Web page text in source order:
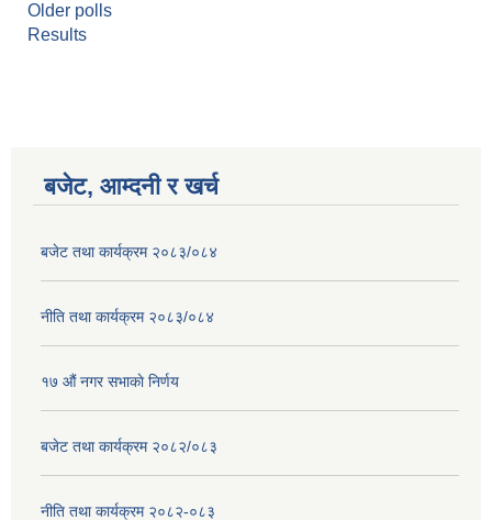
Older polls
Results
बजेट, आम्दनी र खर्च
बजेट तथा कार्यक्रम २०८३/०८४
नीति तथा कार्यक्रम २०८३/०८४
१७ ‌‍औं नगर सभाकाे निर्णय
बजेट तथा कार्यक्रम २०८२/०८३
नीति तथा कार्यक्रम २०८२-०८३